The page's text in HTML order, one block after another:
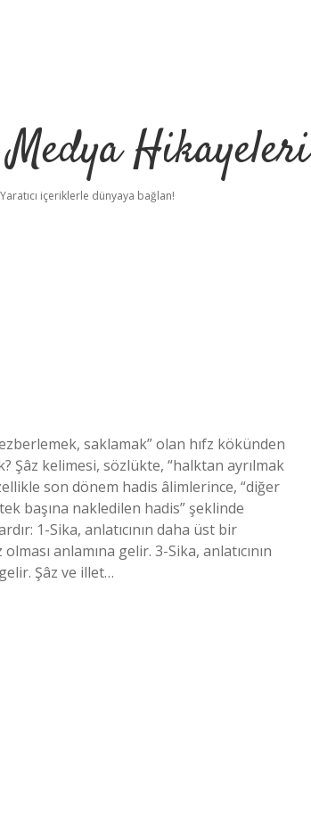
Hikayeleri
Yaratıcı içeriklerle dünyaya bağlan!
saklamak” olan hıfz kökünden
Şâz kelimesi, sözlükte, “halktan ayrılmak
son dönem hadis âlimlerince, “diğer
başına nakledilen hadis” şeklinde
1-Sika, anlatıcının daha üst bir
olması anlamına gelir. 3-Sika, anlatıcının
Şâz ve illet…